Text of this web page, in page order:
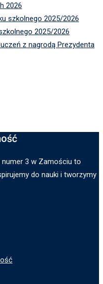
2026
szkolnego 2025/2026
2025/2026
z nagrodą Prezydenta
numer 3 w Zamościu to
do nauki i tworzymy